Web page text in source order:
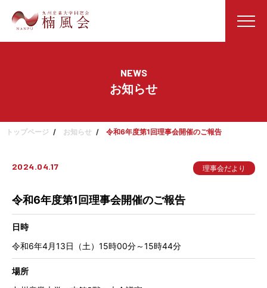
NEWS
お知らせ
トップページ お知らせ 令和6年度第1回理事会開催のご報告
2024.04.17 理事会だより
令和6年度第1回理事会開催のご報告
日時
令和6年4月13日（土）15時00分～15時44分
場所